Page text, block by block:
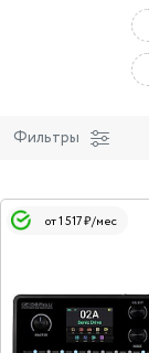
Фильтры
от 1 517 ₽/мес